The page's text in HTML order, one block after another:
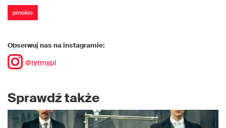
pinokio
Obserwuj nas na instagramie:
@rytmypl
Sprawdź także